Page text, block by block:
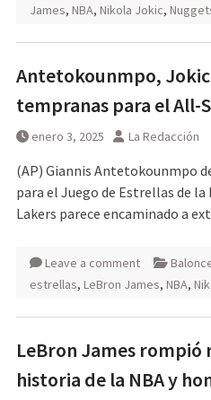
James, NBA, Nikola Jokic,
Antetokounmpo,
tempranas para el All-
enero 3, 2025 La Redacción
(AP) Giannis Antetokounmpo
para el Juego de Estrellas de
Lakers parece encaminado a
Leave a comment
estrellas, LeBron James, NBA,
LeBron James rompió
historia de la NBA y